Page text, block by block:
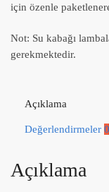
için özenle
Not: Su kabağı
gerekmektedir.
Açıklama
Değerlendirmeler 0
Açıklama